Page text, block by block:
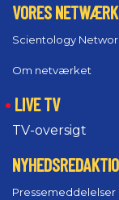
VORES NETWÆRK
Scientology
Om netværket
LIVE TV
TV-oversigt
Pressemeddelelser